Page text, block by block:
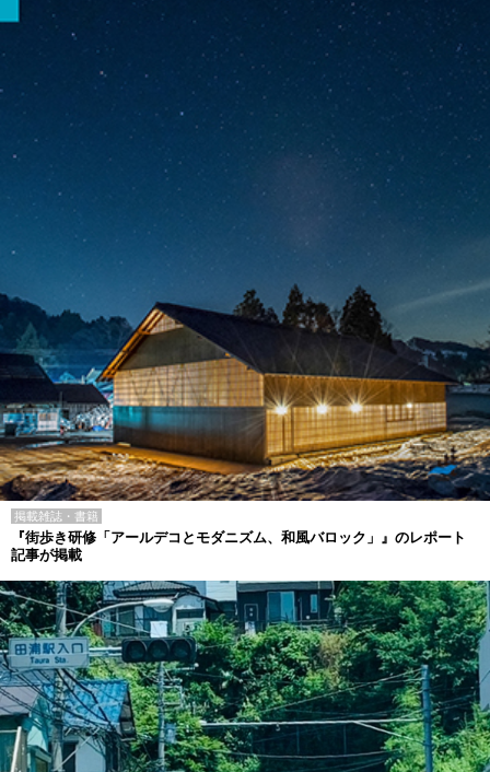
掲載雑誌・書籍
『街歩き研修「アールデコとモダニズム、和風バロック」』のレポート
記事が掲載